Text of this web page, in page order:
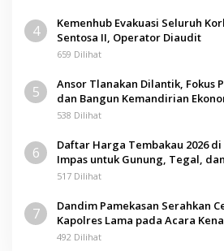
4
Kemenhub Evakuasi Seluruh
Sentosa II, Operator Diaudit
659 Dilihat
5
Ansor Tlanakan Dilantik, Fokus
dan Bangun Kemandirian
538 Dilihat
6
Daftar Harga Tembakau 2026
Impas untuk Gunung, Tegal,
517 Dilihat
7
Dandim Pamekasan Serahkan
Kapolres Lama pada Acara
492 Dilihat